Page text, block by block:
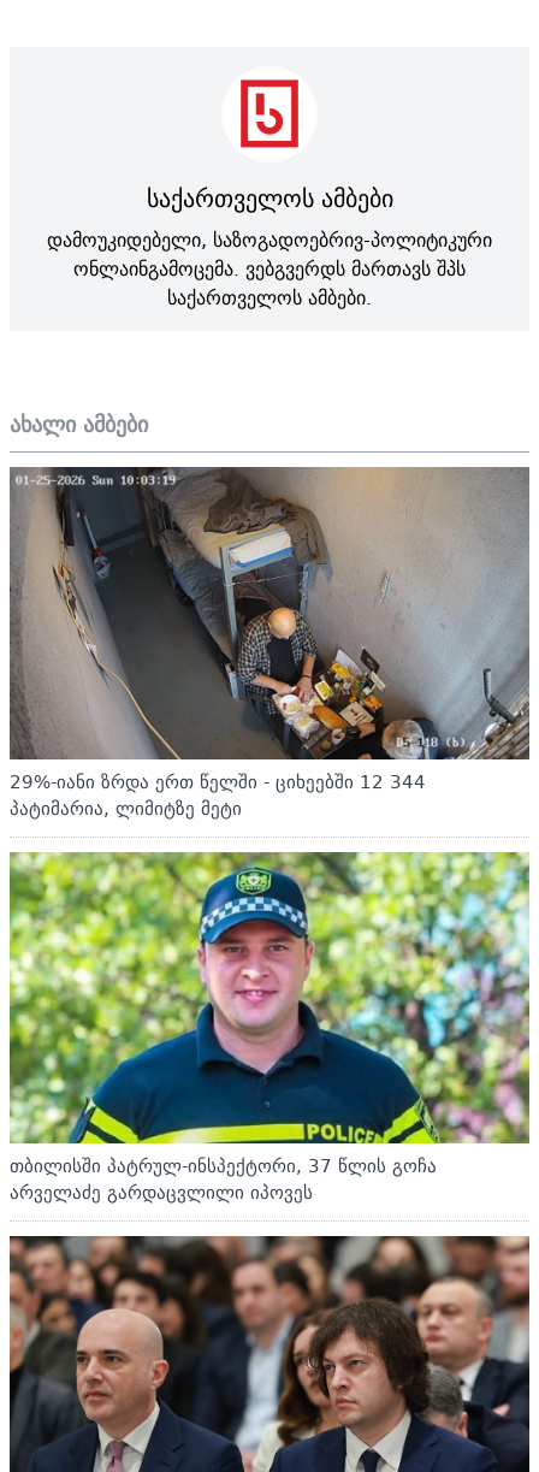
ახალი ამბები
29%-იანი ზრდა ერთ წელში - ციხეებში 12 344
პატიმარია, ლიმიტზე მეტი
თბილისში პატრულ-ინსპექტორი, 37 წლის გოჩა
არველაძე გარდაცვლილი იპოვეს
საქართველოს ამბები
დამოუკიდებელი, საზოგადოებრივ-პოლიტიკური
ონლაინგამოცემა. ვებგვერდს მართავს შპს
საქართველოს ამბები.